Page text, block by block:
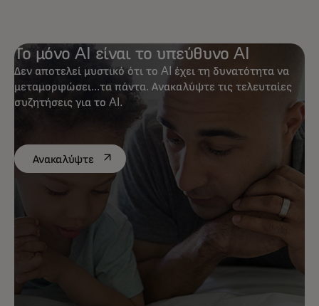
Το μόνο AI είναι το υπεύθυνο AI
Δεν αποτελεί μυστικό ότι το AI έχει τη δυνατότητα να
μεταμορφώσει...τα πάντα. Ανακαλύψτε τις τελευταίες
συζητήσεις για το AI.
Ανακαλύψτεopens in a new tab